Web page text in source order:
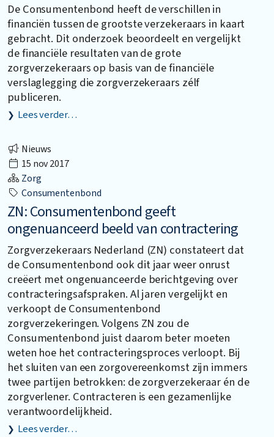
De Consumentenbond heeft de verschillen in
financiën tussen de grootste verzekeraars in kaart
gebracht. Dit onderzoek beoordeelt en vergelijkt
de financiële resultaten van de grote
zorgverzekeraars op basis van de financiële
verslaglegging die zorgverzekeraars zélf
publiceren.
Lees verder…
Nieuws
15 nov 2017
Zorg
Consumentenbond
ZN: Consumentenbond geeft
ongenuanceerd beeld van contractering
Zorgverzekeraars Nederland (ZN) constateert dat
de Consumentenbond ook dit jaar weer onrust
creëert met ongenuanceerde berichtgeving over
contracteringsafspraken. Al jaren vergelijkt en
verkoopt de Consumentenbond
zorgverzekeringen. Volgens ZN zou de
Consumentenbond juist daarom beter moeten
weten hoe het contracteringsproces verloopt. Bij
het sluiten van een zorgovereenkomst zijn immers
twee partijen betrokken: de zorgverzekeraar én de
zorgverlener. Contracteren is een gezamenlijke
verantwoordelijkheid.
Lees verder…